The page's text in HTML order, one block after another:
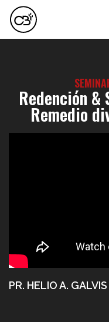
Redención
Remedio
PR. HELIO A. GALVIS